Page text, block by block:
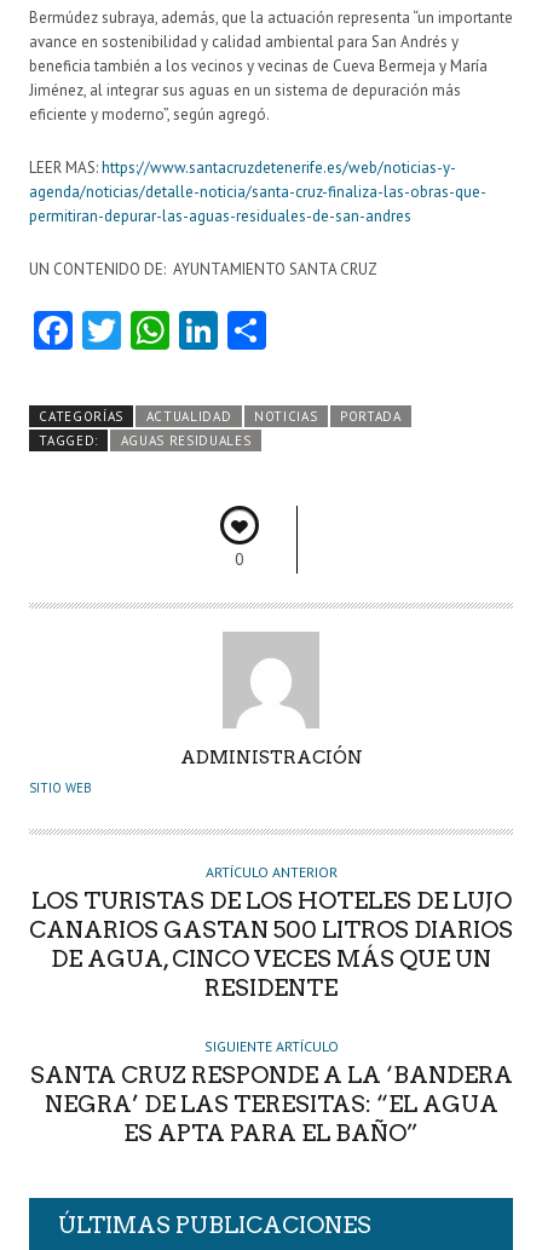
Bermúdez subraya, además, que la actuación representa “un importante
avance en sostenibilidad y calidad ambiental para San Andrés y
beneficia también a los vecinos y vecinas de Cueva Bermeja y María
Jiménez, al integrar sus aguas en un sistema de depuración más
eficiente y moderno”, según agregó.
LEER MAS:https://www.santacruzdetenerife.es/web/noticias-y-
agenda/noticias/detalle-noticia/santa-cruz-finaliza-las-obras-que-
permitiran-depurar-las-aguas-residuales-de-san-andres
UN CONTENIDO DE: AYUNTAMIENTO SANTA CRUZ
Fa
b
o
T
itt
er
W
ts
A
Li
e
dI
m
CATEGORÍAS ACTUALIDAD NOTICIAS
PORTADA
TAGGED:
AGUAS RESIDUALES
0
U
O
ADMINISTRACIÓN
SITIO WEB
ARTÍCULO ANTERIOR
LOS TURISTAS DE LOS HOTELES DE LUJO
CANARIOS GASTAN 500 LITROS DIARIOS
DE AGUA, CINCO VECES MÁS QUE UN
RESIDENTE
SIGUIENTE ARTÍCULO
SANTA CRUZ RESPONDE A LA ‘BANDERA
NEGRA’ DE LAS TERESITAS: “EL AGUA
ES APTA PARA EL BAÑO”
ÚLTIMAS PUBLICACIONES